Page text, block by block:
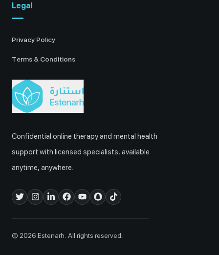
Confidential online therapy and mental health
support with licensed specialists, available
anytime, anywhere.
© 2026 Estenarh. All rights reserved.
Legal
Privacy Policy
Terms & Conditions